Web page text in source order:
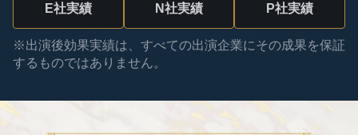
E社実績
N社実績
P社実績
※出演後効果実績は、すべての出演企業にその成果を保証
するものではありません。